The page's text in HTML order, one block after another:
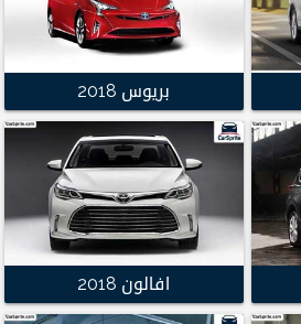
بريوس 2018
افالون 2018